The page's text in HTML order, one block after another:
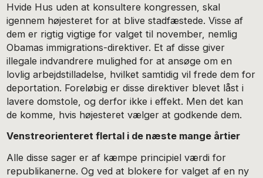
Hvide Hus uden at konsultere kongressen, skal
igennem højesteret for at blive stadfæstede. Visse af
dem er rigtig vigtige for valget til november, nemlig
Obamas immigrations-direktiver. Et af disse giver
illegale indvandrere mulighed for at ansøge om en
lovlig arbejdstilladelse, hvilket samtidig vil frede dem for
deportation. Foreløbig er disse direktiver blevet låst i
lavere domstole, og derfor ikke i effekt. Men det kan
de komme, hvis højesteret vælger at godkende dem.
Venstreorienteret flertal i de næste mange årtier
Alle disse sager er af kæmpe principiel værdi for
republikanerne. Og ved at blokere for valget af en ny